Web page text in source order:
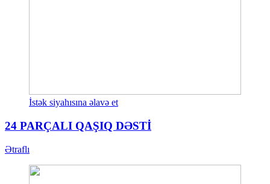
İstək siyahısına əlavə et
24 PARÇALI QAŞIQ DƏSTİ
Ətraflı